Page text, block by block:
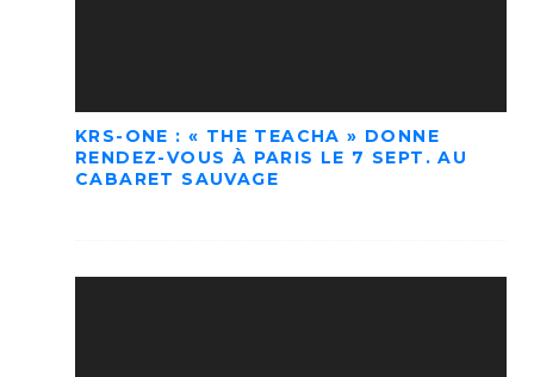
KRS-ONE : « THE TEACHA » DONNE
RENDEZ-VOUS À PARIS LE 7 SEPT. AU
CABARET SAUVAGE